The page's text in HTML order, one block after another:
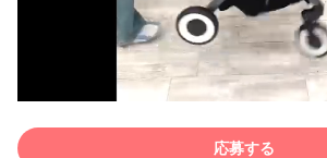
応募する